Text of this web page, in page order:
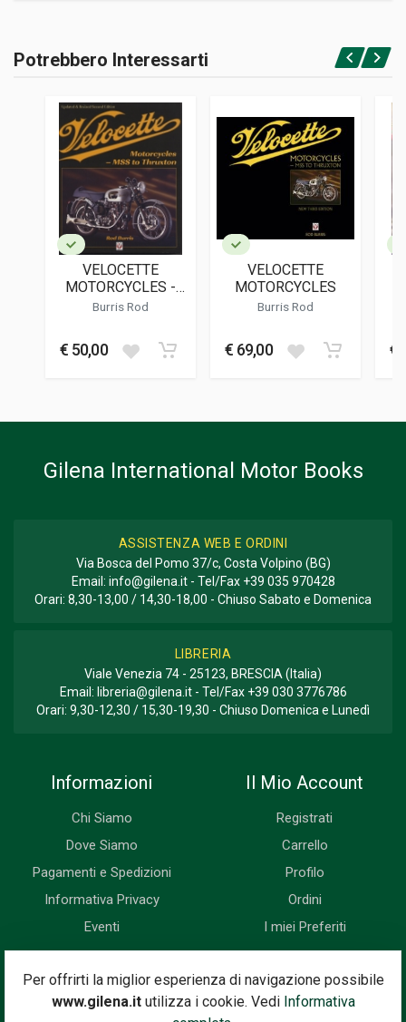
Brossura
ISBN / EAN
0760316937
Motorbooks International
LINGUA DEL TESTO
DATA DI STAMPA
20 x 27 x 1,5 cm
GENERE O COLLANA
Accedi o registrati
Potrebbero Interessarti
VELOCETTE
MOTORCYCLES -
MSS TO THRUXTON
Burris Rod
€ 50,00
VELOCETTE
MOTORCYCLES
Burris Rod
€ 69,00 €
Per offrirti la miglior esperienza di navigazione possibile
www.gilena.itutilizza i cookie. Vedi Informativa
Gilena International Motor Books
ASSISTENZA WEB E ORDINI
Via Bosca del Pomo 37/c, Costa Volpino (BG)
Email: info@gilena.it- Tel/Fax +39 035 970428
Orari: 8,30-13,00 / 14,30-18,00 - Chiuso Sabato e Domenica
LIBRERIA
Viale Venezia 74 - 25123, BRESCIA (Italia)
Email: libreria@gilena.it- Tel/Fax +39 030 3776786
Orari: 9,30-12,30 / 15,30-19,30 - Chiuso Domenica e Lunedì
Informazioni
Chi Siamo
Dove Siamo
Pagamenti e Spedizioni
Informativa Privacy
Eventi
Il Mio Account
Registrati
Carrello
Profilo
Ordini
I miei Preferiti
Newsletter
Iscriviti subito alla nostra newsletter. Riceverai prima di tutti le